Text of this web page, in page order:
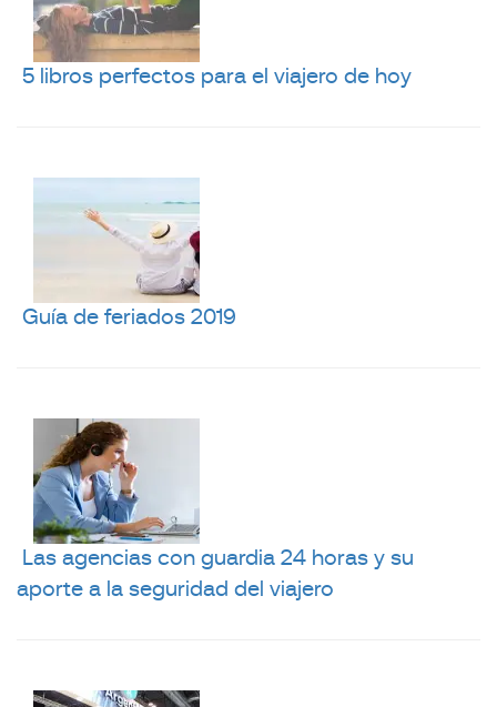
5 libros perfectos para el viajero de hoy
Guía de feriados 2019
Las agencias con guardia 24 horas y su
aporte a la seguridad del viajero